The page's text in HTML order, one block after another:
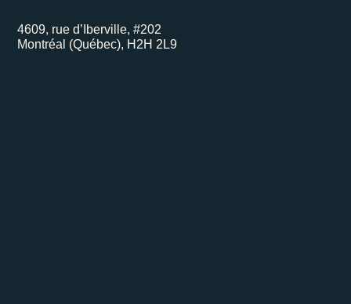
4609, rue d’Iberville, #202
Montréal (Québec), H2H 2L9